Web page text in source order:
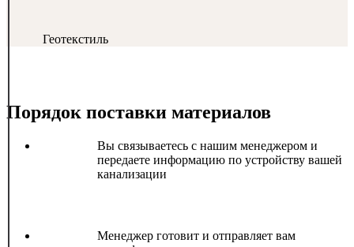
Геотекстиль
Порядок поставки материалов
Вы связываетесь с нашим менеджером и
передаете информацию по устройству вашей
канализации
Менеджер готовит и отправляет вам